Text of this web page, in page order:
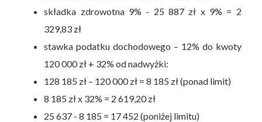
składka zdrowotna 9% - 25 887 zł x 9% = 2
329,83 zł
stawka podatku dochodowego – 12% do kwoty
120 000 zł + 32% od nadwyżki:
128 185 zł – 120 000 zł = 8 185 zł (ponad limit)
8 185 zł x 32% = 2 619,20 zł
25 637 - 8 185 = 17 452 (poniżej limitu)